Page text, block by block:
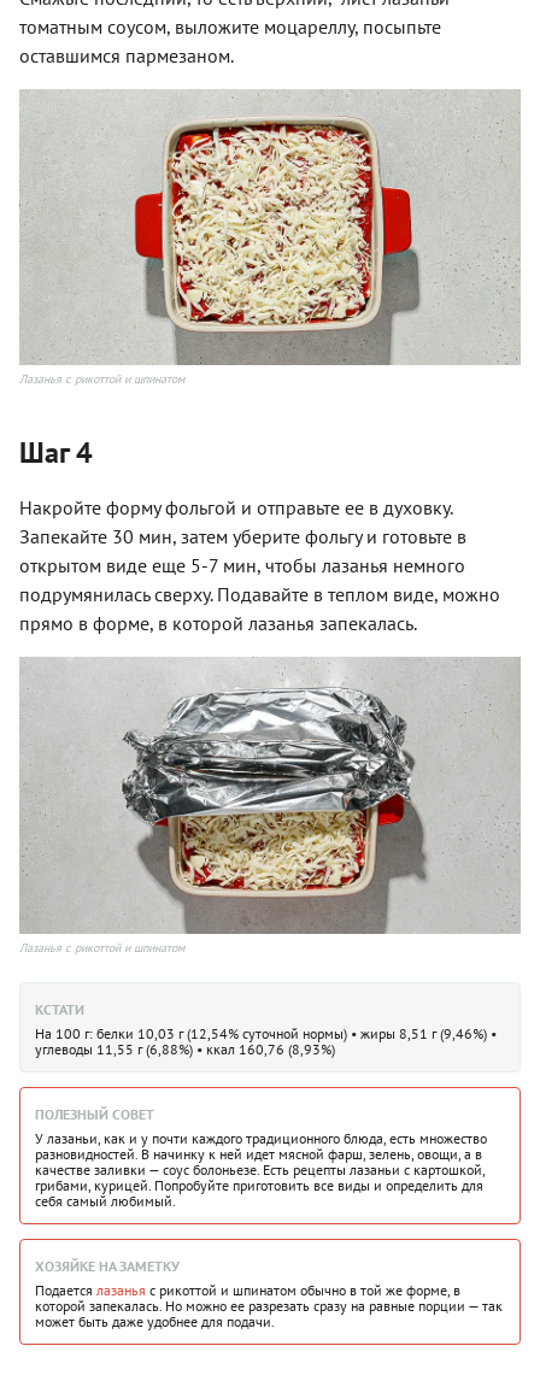
томатным соусом, выложите моцареллу, посыпьте
оставшимся пармезаном.
Лазанья с рикоттой и шпинатом
Шаг 4
Накройте форму фольгой и отправьте ее в духовку.
Запекайте 30 мин, затем уберите фольгу и готовьте в
открытом виде еще 5-7 мин, чтобы лазанья немного
подрумянилась сверху. Подавайте в теплом виде, можно
прямо в форме, в которой лазанья запекалась.
Лазанья с рикоттой и шпинатом
КСТАТИ
На 100 г: белки 10,03 г (12,54% суточной нормы) • жиры 8,51 г (9,46%) •
углеводы 11,55 г (6,88%) • ккал 160,76 (8,93%)
ПОЛЕЗНЫЙ СОВЕТ
У лазаньи, как и у почти каждого традиционного блюда, есть множество
разновидностей. В начинку к ней идет мясной фарш, зелень, овощи, а в
качестве заливки — соус болоньезе. Есть рецепты лазаньи с картошкой,
грибами, курицей. Попробуйте приготовить все виды и определить для
себя самый любимый.
ХОЗЯЙКЕ НА ЗАМЕТКУ
Подается лазанья с рикоттой и шпинатом обычно в той же форме, в
которой запекалась. Но можно ее разрезать сразу на равные порции — так
может быть даже удобнее для подачи.